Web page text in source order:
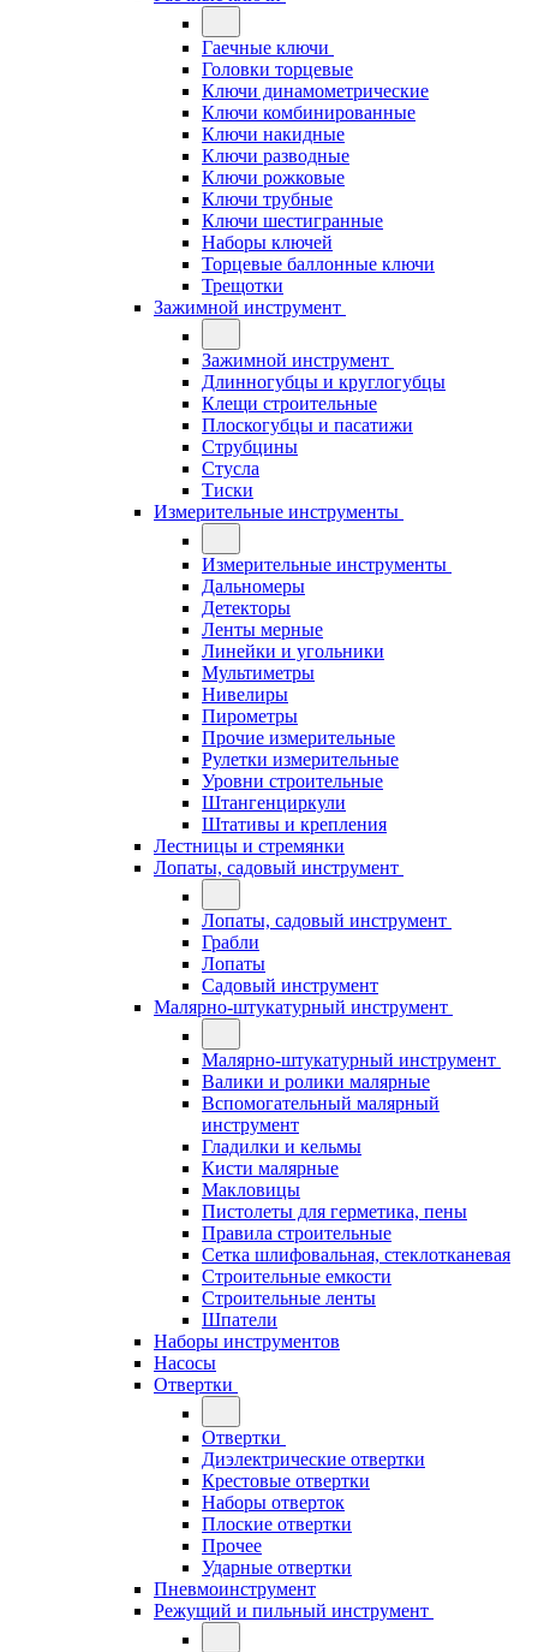
Гаечные ключи
Головки торцевые
Ключи динамометрические
Ключи комбинированные
Ключи накидные
Ключи разводные
Ключи рожковые
Ключи трубные
Ключи шестигранные
Наборы ключей
Торцевые баллонные ключи
Трещотки
Зажимной инструмент
Зажимной инструмент
Длинногубцы и круглогубцы
Клещи строительные
Плоскогубцы и пасатижи
Струбцины
Стусла
Тиски
Измерительные инструменты
Измерительные инструменты
Дальномеры
Детекторы
Ленты мерные
Линейки и угольники
Мультиметры
Нивелиры
Пирометры
Прочие измерительные
Рулетки измерительные
Уровни строительные
Штангенциркули
Штативы и крепления
Лестницы и стремянки
Лопаты, садовый инструмент
Лопаты, садовый инструмент
Грабли
Лопаты
Садовый инструмент
Малярно-штукатурный инструмент
Малярно-штукатурный инструмент
Валики и ролики малярные
Вспомогательный малярный
инструмент
Гладилки и кельмы
Кисти малярные
Макловицы
Пистолеты для герметика, пены
Правила строительные
Сетка шлифовальная, стеклотканевая
Строительные емкости
Строительные ленты
Шпатели
Наборы инструментов
Насосы
Отвертки
Отвертки
Диэлектрические отвертки
Крестовые отвертки
Наборы отверток
Плоские отвертки
Прочее
Ударные отвертки
Пневмоинструмент
Режущий и пильный инструмент